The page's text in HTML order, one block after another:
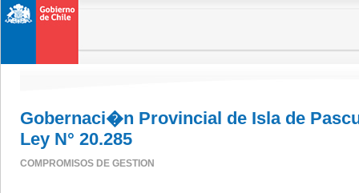
Gobernaci�n Provincial de Isla de
Ley N° 20.285
COMPROMISOS DE GESTION